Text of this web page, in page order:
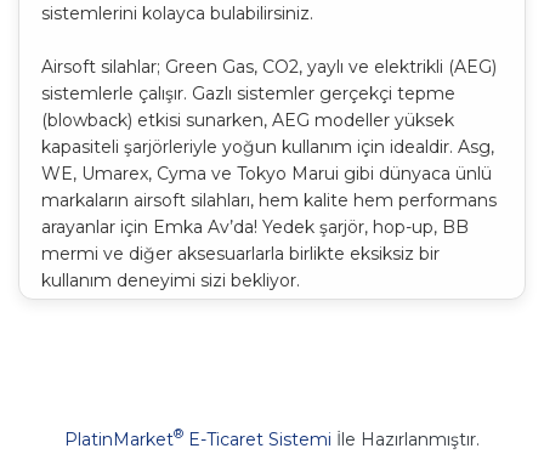
sistemlerini kolayca bulabilirsiniz.
Airsoft silahlar; Green Gas, CO2, yaylı ve elektrikli (AEG)
sistemlerle çalışır. Gazlı sistemler gerçekçi tepme
(blowback) etkisi sunarken, AEG modeller yüksek
kapasiteli şarjörleriyle yoğun kullanım için idealdir. Asg,
WE, Umarex, Cyma ve Tokyo Marui gibi dünyaca ünlü
markaların airsoft silahları, hem kalite hem performans
arayanlar için Emka Av’da! Yedek şarjör, hop-up, BB
mermi ve diğer aksesuarlarla birlikte eksiksiz bir
kullanım deneyimi sizi bekliyor.
PlatinMarket® E-Ticaret Sistemi İle Hazırlanmıştır.